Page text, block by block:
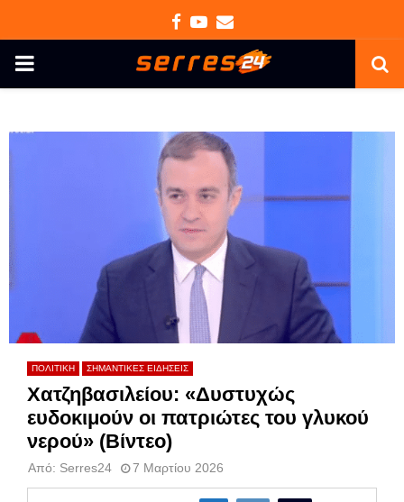
Facebook
Youtube
Email
PRIMARY
ΠΟΛΙΤΙΚΗ ΣΗΜΑΝΤΙΚΕΣ ΕΙΔΗΣΕΙΣ
Χατζηβασιλείου: «Δυστυχώς
ευδοκιμούν οι πατριώτες του γλυκού
νερού» (Βίντεο)
Από: Serres24 7 Μαρτίου 2026